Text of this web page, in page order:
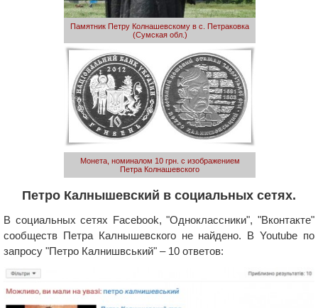
Памятник Петру Колнашевскому в с. Петраковка
(Сумская обл.)
Монета, номиналом 10 грн. с изображением
Петра Колнашевского
Петро Калнышевский в социальных сетях.
В социальных сетях Facebook, "Одноклассники", "Вконтакте"
сообществ Петра Калнышевского не найдено. В Youtube по
запросу "Петро Калнишвський" – 10 ответов: